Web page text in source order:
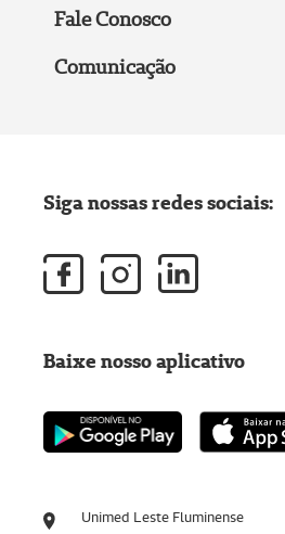
Fale Conosco
Comunicação
Unimed Leste Fluminense
Siga nossas redes sociais:
Baixe nosso aplicativo